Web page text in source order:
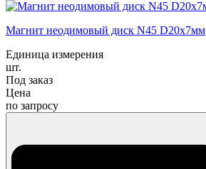
Магнит неодимовый диск N45 D20x7мм
Единица измерения
шт.
Под заказ
Цена
по запросу